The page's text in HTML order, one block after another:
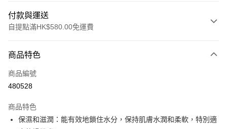
付款與運送
自提點滿HK$580.00免運費
信用卡
Apple Pay
AlipayHK
商品特色
商品編號
480528
商品特色
保濕和滋潤：能有效地鎖住水分，保持肌膚水潤和柔軟，特別適